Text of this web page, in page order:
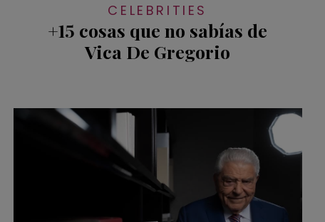
CELEBRITIES
+15 cosas que no sabías de
Vica De Gregorio